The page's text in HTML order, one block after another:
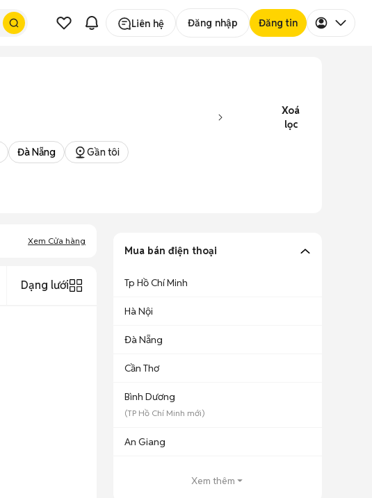
Liên hệ Đăng nhập Đăng tin
Xoá
lọc
Đà Nẵng Gần tôi
Xem Cửa hàng
Dạng lưới
Mua bán điện thoại
Tp Hồ Chí Minh
Hà Nội
Đà Nẵng
Cần Thơ
Bình Dương
(TP Hồ Chí Minh mới)
An Giang
Xem thêm